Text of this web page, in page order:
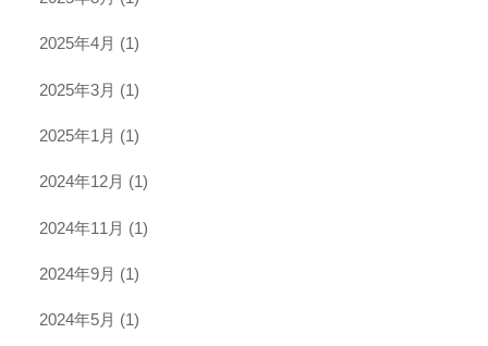
2025年4月 (1)
2025年3月 (1)
2025年1月 (1)
2024年12月 (1)
2024年11月 (1)
2024年9月 (1)
2024年5月 (1)